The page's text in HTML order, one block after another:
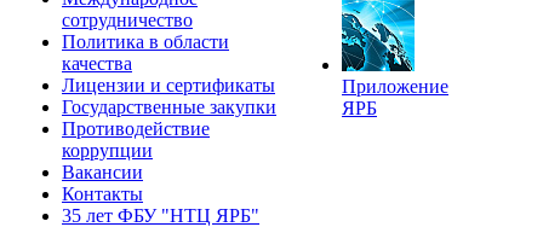
сотрудничество
Политика в области
качества
Лицензии и сертификаты
Государственные закупки
Противодействие
коррупции
Вакансии
Контакты
35 лет ФБУ "НТЦ ЯРБ"
Приложение
ЯРБ